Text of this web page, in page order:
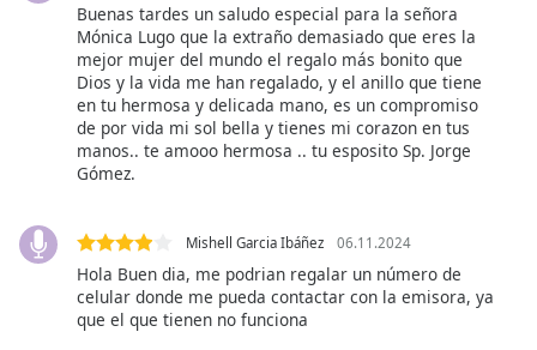
subtitles
settings,
opens
subtitles
settings
off
,
selected
Buenas tardes un saludo especial para la señora
Mónica Lugo que la extraño demasiado que eres la
mejor mujer del mundo el regalo más bonito que
Dios y la vida me han regalado, y el anillo que tiene
en tu hermosa y delicada mano, es un compromiso
de por vida mi sol bella y tienes mi corazon en tus
manos.. te amooo hermosa .. tu esposito Sp. Jorge
Gómez.
Mishell Garcia Ibáñez 06.11.2024
Hola Buen dia, me podrian regalar un número de
celular donde me pueda contactar con la emisora, ya
que el que tienen no funciona